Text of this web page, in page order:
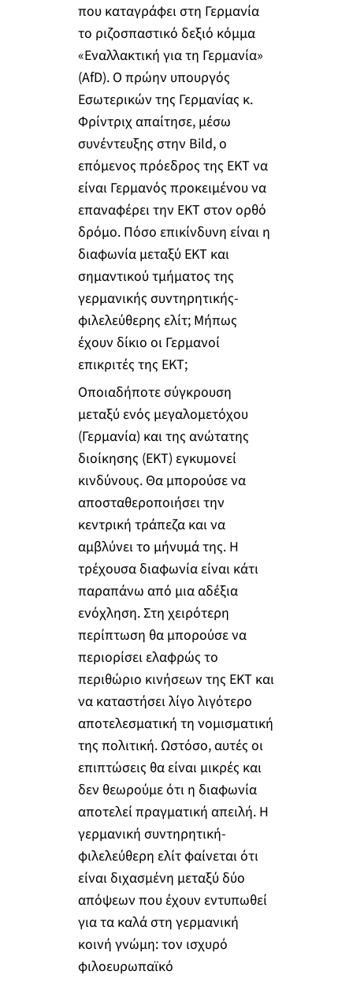
που καταγράφει στη Γερμανία
το ριζοσπαστικό δεξιό κόμμα
«Εναλλακτική για τη Γερμανία»
(AfD). Ο πρώην υπουργός
Εσωτερικών της Γερμανίας κ.
Φρίντριχ απαίτησε, μέσω
συνέντευξης στην Bild, ο
επόμενος πρόεδρος της ΕΚΤ να
είναι Γερμανός προκειμένου να
επαναφέρει την ΕΚΤ στον ορθό
δρόμο. Πόσο επικίνδυνη είναι η
διαφωνία μεταξύ ΕΚΤ και
σημαντικού τμήματος της
γερμανικής συντηρητικής-
φιλελεύθερης ελίτ; Μήπως
έχουν δίκιο οι Γερμανοί
επικριτές της ΕΚΤ;
Οποιαδήποτε σύγκρουση
μεταξύ ενός μεγαλομετόχου
(Γερμανία) και της ανώτατης
διοίκησης (EKT) εγκυμονεί
κινδύνους. Θα μπορούσε να
αποσταθεροποιήσει την
κεντρική τράπεζα και να
αμβλύνει το μήνυμά της. Η
τρέχουσα διαφωνία είναι κάτι
παραπάνω από μια αδέξια
ενόχληση. Στη χειρότερη
περίπτωση θα μπορούσε να
περιορίσει ελαφρώς το
περιθώριο κινήσεων της ΕΚΤ και
να καταστήσει λίγο λιγότερο
αποτελεσματική τη νομισματική
της πολιτική. Ωστόσο, αυτές οι
επιπτώσεις θα είναι μικρές και
δεν θεωρούμε ότι η διαφωνία
αποτελεί πραγματική απειλή. Η
γερμανική συντηρητική-
φιλελεύθερη ελίτ φαίνεται ότι
είναι διχασμένη μεταξύ δύο
απόψεων που έχουν εντυπωθεί
για τα καλά στη γερμανική
κοινή γνώμη: τον ισχυρό
φιλοευρωπαϊκό